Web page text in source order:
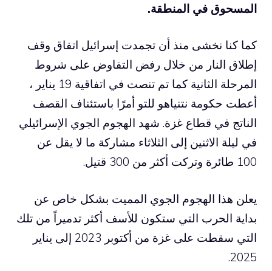
المسحوق في المنطقة.
كما كنا نخشى منذ أن تجمدت إسرائيل اتفاق وقف
إطلاق النار من خلال رفض التفاوض على شروط
المرحلة الثانية كما تم تنصت في اتفاقية 19 يناير ،
أعطت حكومة نتنياهو للتو أمرًا باستئناف القصف
الناتج في قطاع غزة. شهد الهجوم الجوي الإسرائيلي
في ليلة الاثنين إلى الثلاثاء مشاركة ما لا يقل عن
100 طائرة وتركت أكثر من 300 قتيل.
يعلن هذا الهجوم الجوي المميت بشكل خاص عن
بداية الحرب التي ستكون للأسف أكثر تدميراً من تلك
التي سقطت على غزة من أكتوبر 2023 إلى يناير
2025.